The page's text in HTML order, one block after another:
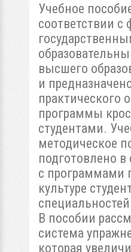
Учебное
соответствии
высшего
и
практического
программы
студентами.
методическое
подготовлено в
с программами
культуре
специальностей
В пособии
система
которая